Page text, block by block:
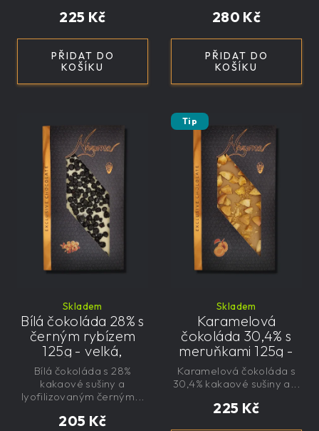
225 Kč
PŘIDAT DO
KOŠÍKU
280 Kč
PŘIDAT DO
KOŠÍKU
Skladem
Bílá čokoláda 28% s
černým rybízem
125g - velká,
řemeslná,
exkluzivní, dárková
205 Kč
Bílá čokoláda s 28%
kakaové sušiny a
lyofilizovaným černým...
Tip
Skladem
Karamelová
čokoláda 30,4% s
meruňkami 125g -
velká, řemeslná,
exkluzivní, dárková
225 Kč
Karamelová čokoláda s
30,4% kakaové sušiny a...